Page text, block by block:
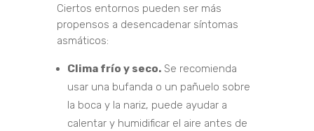
Ciertos entornos pueden ser más
propensos a desencadenar síntomas
asmáticos:
Clima frío y seco.Se recomienda
usar una bufanda o un pañuelo sobre
la boca y la nariz, puede ayudar a
calentar y humidificar el aire antes de